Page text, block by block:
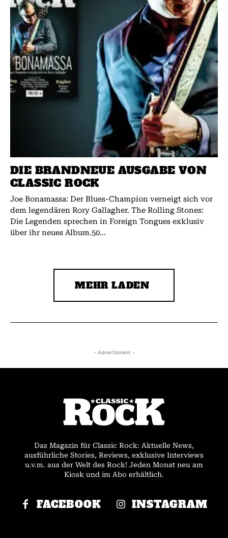
DIE BRANDNEUE AUSGABE VON
CLASSIC ROCK
Joe Bonamassa: Der Blues-Champion verneigt sich vor
dem legendären Rory Gallagher. The Rolling Stones:
Die Legenden sprechen in Foreign Tongues exklusiv
über ihr neues Album.50...
MEHR LADEN
- Advertisment -
Das Magazin für Classic Rock: Aktuelle News,
ausführliche Stories, Reviews, exklusive Interviews
u.v.m. aus der Welt des Rock! Jeden Monat neu am
Kiosk und im Abo erhältlich.
FACEBOOK INSTAGRAM